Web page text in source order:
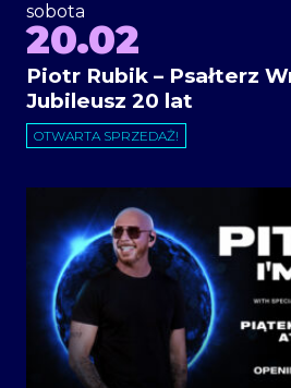
sobota
20.02
Piotr Rubik – Psałterz
Jubileusz 20 lat
OTWARTA SPRZEDAŻ!